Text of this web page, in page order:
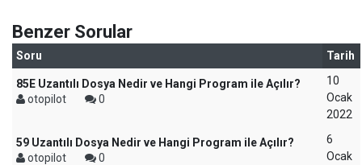
Benzer Sorular
Soru Tarih
85E Uzantılı Dosya Nedir ve Hangi Program ile Açılır?
otopilot
0
10
Ocak
2022
59 Uzantılı Dosya Nedir ve Hangi Program ile Açılır?
otopilot
0
6
Ocak